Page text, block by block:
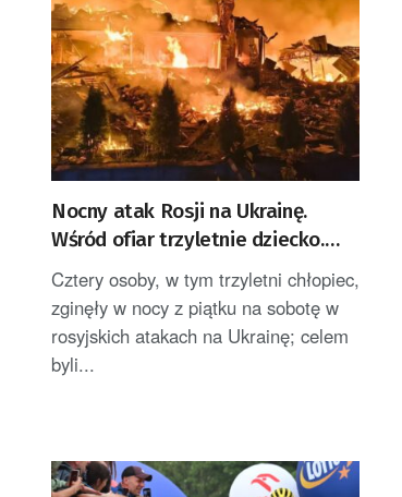
Nocny atak Rosji na Ukrainę.
Wśród ofiar trzyletnie dziecko.
Zełenski zabrał głos
Cztery osoby, w tym trzyletni chłopiec,
zginęły w nocy z piątku na sobotę w
rosyjskich atakach na Ukrainę; celem
byli...